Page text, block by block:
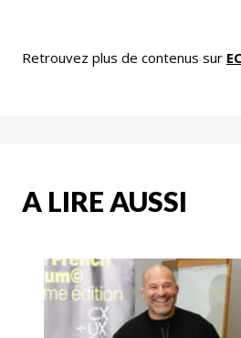
Retrouvez plus de contenus sur
A LIRE AUSSI